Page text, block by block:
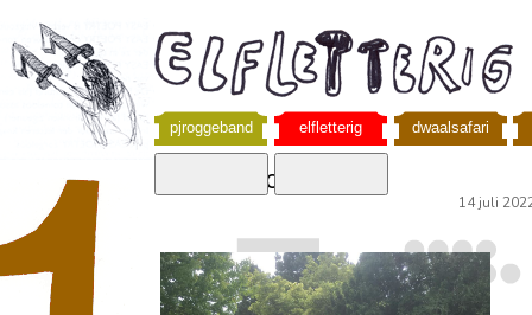
pjroggeband elfletterig dwaalsafari
ontroertoer II
14 juli